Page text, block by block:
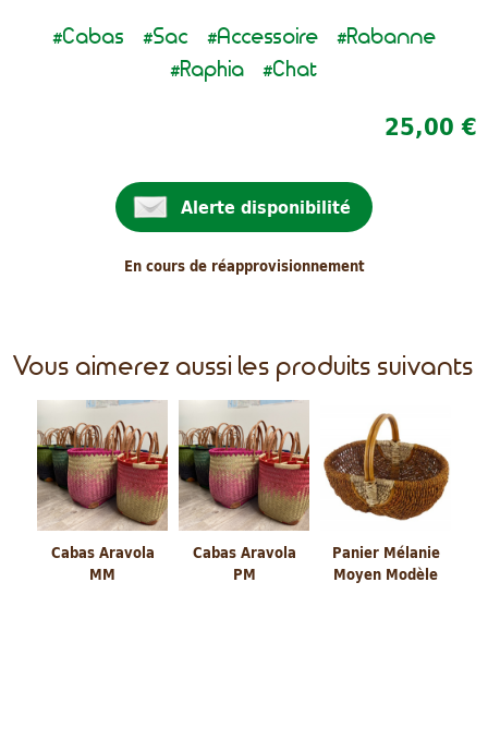
#Cabas #Sac #Accessoire #Rabanne
#Raphia #Chat
25,00 €
Alerte disponibilité
En cours de réapprovisionnement
Vous aimerez aussi les produits suivants
Cabas Aravola
MM
Cabas Aravola
PM
Panier Mélanie
Moyen Modèle